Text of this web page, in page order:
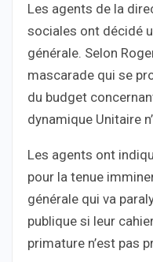
Les agents de la
sociales ont décidé
générale. Selon
mascarade qui se
du budget
dynamique Unitaire
Les agents ont
pour la tenue
générale qui va
publique si leur
primature n’est pas